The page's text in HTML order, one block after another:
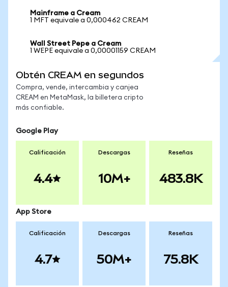
Mainframe a Cream
1 MFT equivale a 0,000462 CREAM
Wall Street Pepe a Cream
1 WEPE equivale a 0,00001159 CREAM
Obtén CREAM en segundos
Compra, vende, intercambia y canjea
CREAM en MetaMask, la billetera cripto
más confiable.
Google Play
Calificación
4.4
Descargas
10M+
Reseñas
483.8K
App Store
Calificación
4.7
Descargas
50M+
Reseñas
75.8K